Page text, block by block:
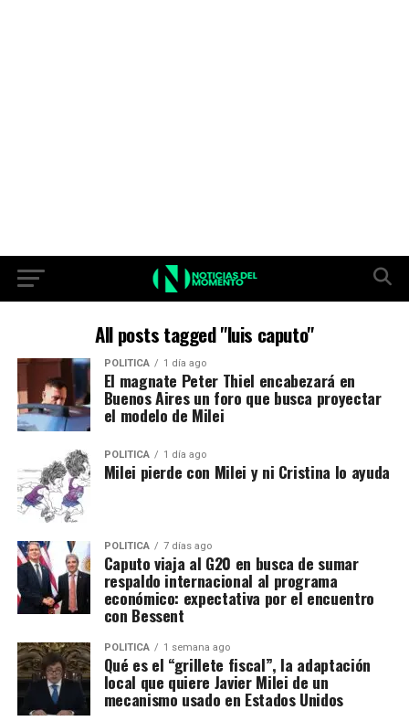
All posts tagged "luis caputo"
POLITICA 1 día ago
El magnate Peter Thiel encabezará en
Buenos Aires un foro que busca proyectar
el modelo de Milei
POLITICA 1 día ago
Milei pierde con Milei y ni Cristina lo ayuda
POLITICA 7 días ago
Caputo viaja al G20 en busca de sumar
respaldo internacional al programa
económico: expectativa por el encuentro
con Bessent
POLITICA 1 semana ago
Qué es el “grillete fiscal”, la adaptación
local que quiere Javier Milei de un
mecanismo usado en Estados Unidos